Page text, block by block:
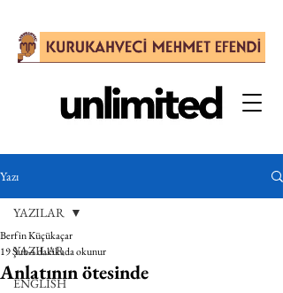
Yazı
YAZILAR
ENGLISH
YAZILAR
Anlatının ötesinde
Berfin Küçükaçar
19 Şub4 dakikada okunur